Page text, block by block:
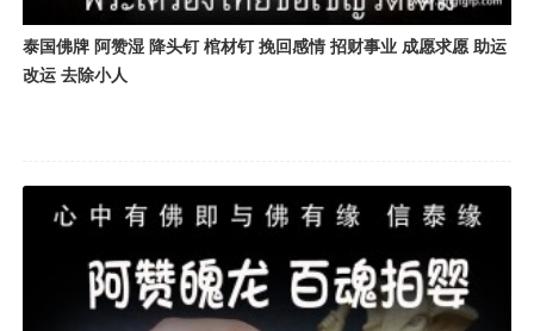
泰国佛牌 阿赞湿 降头钉 棺材钉 挽回感情 招财事业 成愿求愿 助运
改运 去除小人